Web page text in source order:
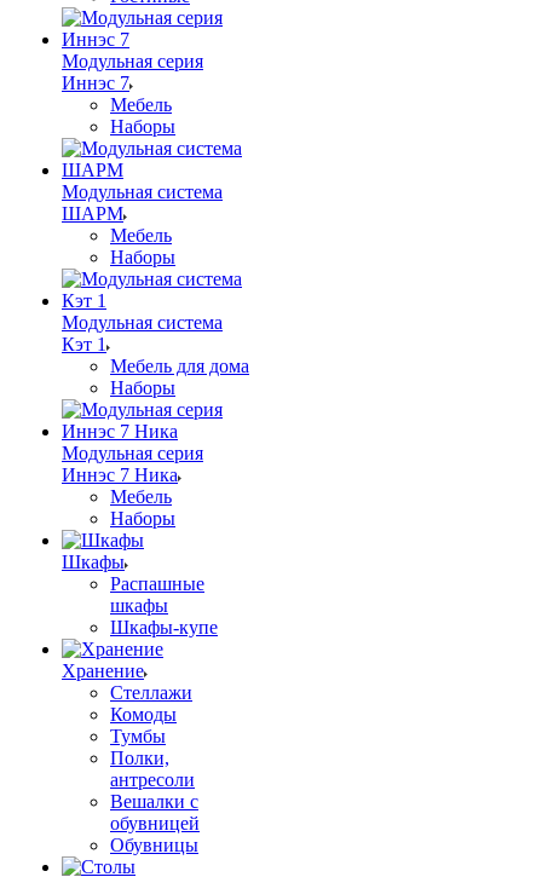
Модульная серия
Иннэс 7
Мебель
Наборы
Модульная система
ШАРМ
Мебель
Наборы
Модульная система
Кэт 1
Мебель для дома
Наборы
Модульная серия
Иннэс 7 Ника
Мебель
Наборы
Шкафы
Распашные
шкафы
Шкафы-купе
Хранение
Стеллажи
Комоды
Тумбы
Полки,
антресоли
Вешалки с
обувницей
Обувницы